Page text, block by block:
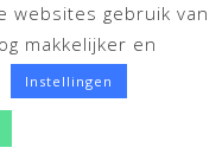
websites gebruik van
makkelijker en
Instellingen